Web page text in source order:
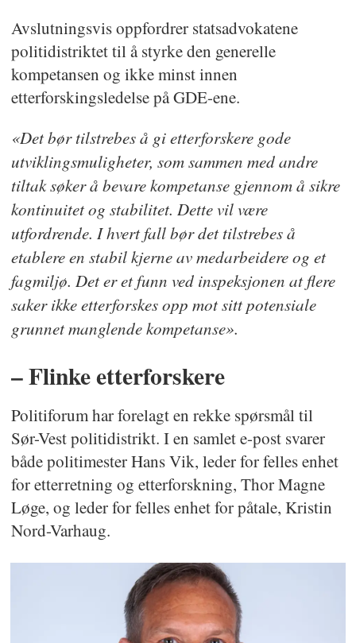
Avslutningsvis oppfordrer statsadvokatene
politidistriktet til å styrke den generelle
kompetansen og ikke minst innen
etterforskingsledelse på GDE-ene.
«Det bør tilstrebes å gi etterforskere gode
utviklingsmuligheter, som sammen med andre
tiltak søker å bevare kompetanse gjennom å sikre
kontinuitet og stabilitet. Dette vil være
utfordrende. I hvert fall bør det tilstrebes å
etablere en stabil kjerne av medarbeidere og et
fagmiljø. Det er et funn ved inspeksjonen at flere
saker ikke etterforskes opp mot sitt potensiale
grunnet manglende kompetanse».
– Flinke etterforskere
Politiforum har forelagt en rekke spørsmål til
Sør-Vest politidistrikt. I en samlet e-post svarer
både politimester Hans Vik, leder for felles enhet
for etterretning og etterforskning, Thor Magne
Løge, og leder for felles enhet for påtale, Kristin
Nord-Varhaug.